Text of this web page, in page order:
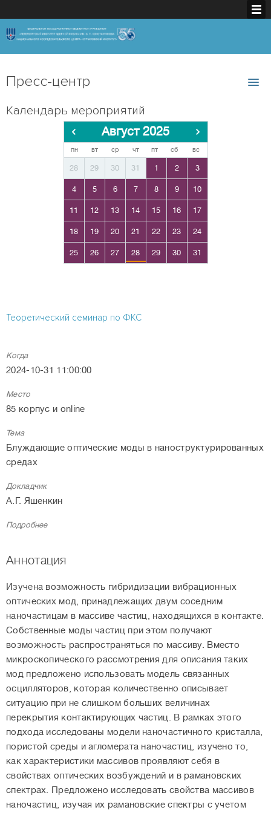
Пресс-центр
Календарь мероприятий
Август 2025
пн вт ср чт пт сб вс
28 29 30 31 1 2 3
4 5 6 7 8 9 10
11 12 13 14 15 16 17
18 19 20 21 22 23 24
25 26 27 28 29 30 31
Теоретический семинар по ФКС
Когда
2024-10-31 11:00:00
Место
85 корпус и online
Тема
Блуждающие оптические моды в наноструктурированных
средах
Докладчик
А.Г. Яшенкин
Подробнее
Аннотация
Изучена возможность гибридизации вибрационных
оптических мод, принадлежащих двум соседним
наночастицам в массиве частиц, находящихся в контакте.
Собственные моды частиц при этом получают
возможность распространяться по массиву. Вместо
микроскопического рассмотрения для описания таких
мод предложено использовать модель связанных
осцилляторов, которая количественно описывает
ситуацию при не слишком больших величинах
перекрытия контактирующих частиц. В рамках этого
подхода исследованы модели наночастичного кристалла,
пористой среды и агломерата наночастиц, изучено то,
как характеристики массивов проявляют себя в
свойствах оптических возбуждений и в рамановских
спектрах. Предложено исследовать свойства массивов
наночастиц, изучая их рамановские спектры с учетом